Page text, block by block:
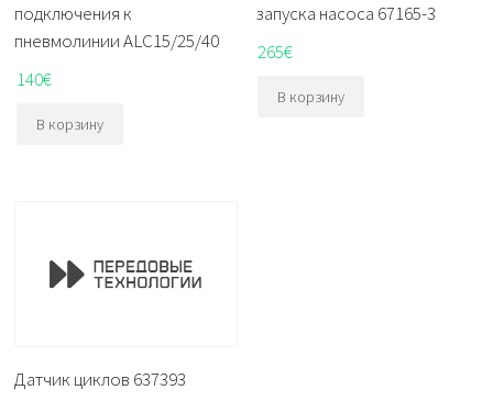
подключения к
пневмолинии ALC15/25/40
140€
В корзину
запуска насоса 67165-3
265€
В корзину
Датчик циклов 637393